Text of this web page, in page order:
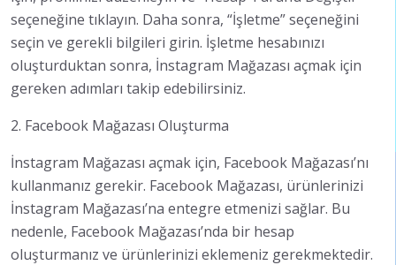
seçeneğine tıklayın. Daha sonra, “İşletme” seçeneğini
seçin ve gerekli bilgileri girin. İşletme hesabınızı
oluşturduktan sonra, İnstagram Mağazası açmak için
gereken adımları takip edebilirsiniz.
2. Facebook Mağazası Oluşturma
İnstagram Mağazası açmak için, Facebook Mağazası’nı
kullanmanız gerekir. Facebook Mağazası, ürünlerinizi
İnstagram Mağazası’na entegre etmenizi sağlar. Bu
nedenle, Facebook Mağazası’nda bir hesap
oluşturmanız ve ürünlerinizi eklemeniz gerekmektedir.